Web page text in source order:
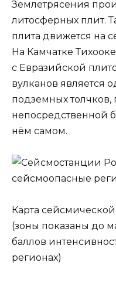
Землетрясения
литосферных плит.
плита движется на
На Камчатке
с Евразийской
вулканов является
подземных
непосредственной
нём самом.
Карта
(зоны показаны до
баллов
регионах)